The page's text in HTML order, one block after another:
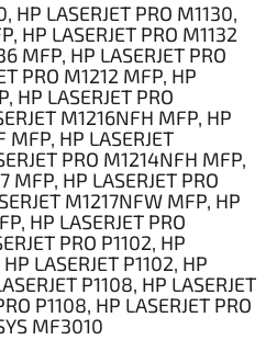
HP LASERJET PRO M1130,
HP LASERJET PRO M1132
MFP, HP LASERJET PRO
PRO M1212 MFP, HP
HP LASERJET PRO
M1216NFH MFP, HP
MFP, HP LASERJET
PRO M1214NFH MFP,
MFP, HP LASERJET PRO
M1217NFW MFP, HP
HP LASERJET PRO
PRO P1102, HP
LASERJET P1102, HP
P1108, HP LASERJET
P1108, HP LASERJET PRO
MF3010